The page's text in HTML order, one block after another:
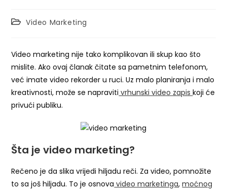
Video Marketing
Video marketing nije tako komplikovan ili skup kao što
mislite. Ako ovaj članak čitate sa pametnim telefonom,
već imate video rekorder u ruci. Uz malo planiranja i malo
kreativnosti, može se napraviti vrhunski video zapiskoji će
privući publiku.
Šta je video marketing?
Rečeno je da slika vrijedi hiljadu reči. Za video, pomnožite
to sa još hiljadu. To je osnova video marketinga,moćnog